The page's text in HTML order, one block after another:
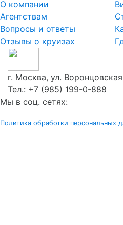
О компании
Агентствам
Вопросы и ответы
Отзывы о круизах
г. Москва, ул.
Тел.: +7 (985) 199-0-888
Мы в соц. сетях:
Политика обработки персональных